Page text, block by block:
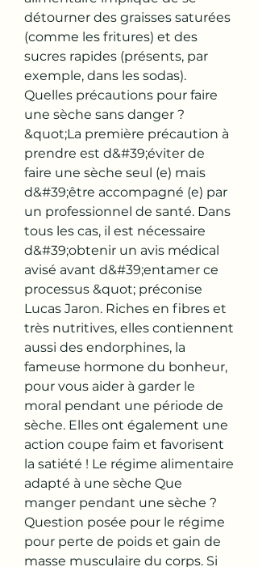
détourner des graisses saturées
(comme les fritures) et des
sucres rapides (présents, par
exemple, dans les sodas).
Quelles précautions pour faire
une sèche sans danger ?
&quot;La première précaution à
prendre est d&#39;éviter de
faire une sèche seul (e) mais
d&#39;être accompagné (e) par
un professionnel de santé. Dans
tous les cas, il est nécessaire
d&#39;obtenir un avis médical
avisé avant d&#39;entamer ce
processus &quot; préconise
Lucas Jaron. Riches en fibres et
très nutritives, elles contiennent
aussi des endorphines, la
fameuse hormone du bonheur,
pour vous aider à garder le
moral pendant une période de
sèche. Elles ont également une
action coupe faim et favorisent
la satiété ! Le régime alimentaire
adapté à une sèche Que
manger pendant une sèche ?
Question posée pour le régime
pour perte de poids et gain de
masse musculaire du corps. Si